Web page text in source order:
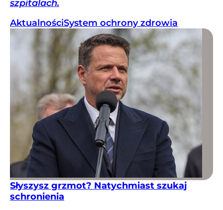
szpitalach.
AktualnościSystem ochrony zdrowia
Słyszysz grzmot? Natychmiast szukaj
schronienia